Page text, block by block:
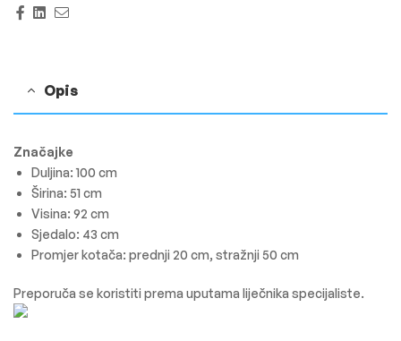
Facebook
Linkedin
Opis
Značajke
Duljina: 100 cm
Širina: 51 cm
Visina: 92 cm
Sjedalo: 43 cm
Promjer kotača: prednji 20 cm, stražnji 50 cm
Preporuča se koristiti prema uputama liječnika specijaliste.